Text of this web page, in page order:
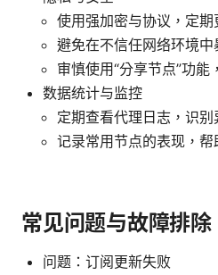
使用强加密与协议，定
避免在不信任网络环境中
审慎使用“分享节点”功能
数据统计与监控
定期查看代理日志，识
记录常用节点的表现，
常见问题与故障排除
问题：订阅更新失败